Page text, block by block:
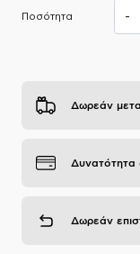
Ποσότητα -
Δωρεάν
Δωρεάν